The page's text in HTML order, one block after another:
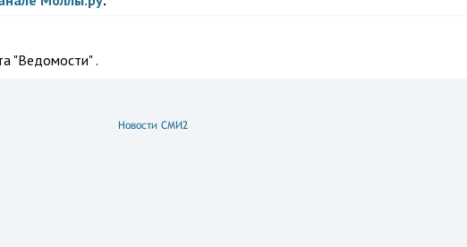
"Ведомости" .
Новости СМИ2